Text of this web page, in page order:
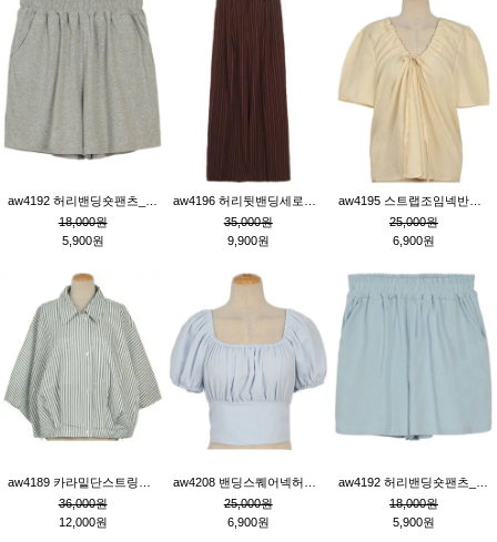
18,000원
5,900원
35,000원
9,900원
25,000원
6,900원
36,000원
12,000원
25,000원
6,900원
18,000원
5,900원